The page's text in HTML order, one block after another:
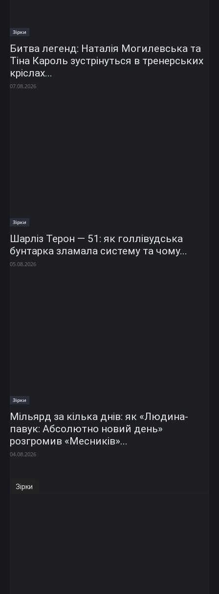
Зірки
Битва легенд: Наталія Могилевська та
Тіна Кароль зустрінуться в тренерських
кріслах...
07.08.2026
Зірки
Шарліз Терон — 51: як голлівудська
бунтарка зламала систему та чому...
05.08.2026
Зірки
Мільярд за кілька днів: як «Людина-
павук: Абсолютно новий день»
розгромив «Месників»...
04.08.2026
Зірки